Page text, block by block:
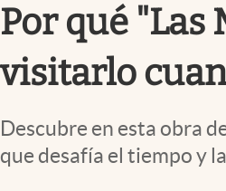
Por qué "Las
visitarlo
Descubre en esta obra
que desafía el tiempo y